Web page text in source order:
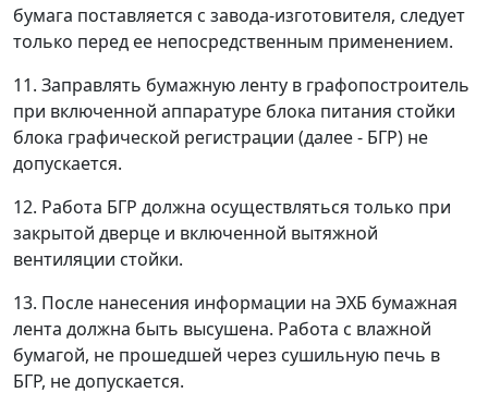
бумага поставляется с завода-изготовителя, следует
только перед ее непосредственным применением.
11. Заправлять бумажную ленту в графопостроитель
при включенной аппаратуре блока питания стойки
блока графической регистрации (далее - БГР) не
допускается.
12. Работа БГР должна осуществляться только при
закрытой дверце и включенной вытяжной
вентиляции стойки.
13. После нанесения информации на ЭХБ бумажная
лента должна быть высушена. Работа с влажной
бумагой, не прошедшей через сушильную печь в
БГР, не допускается.